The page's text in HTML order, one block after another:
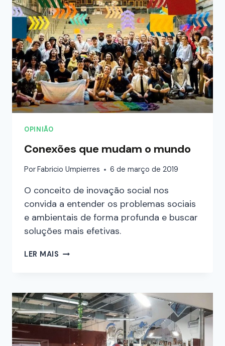
OPINIÃO
Conexões que mudam o mundo
PorFabricio Umpierres 6 de março de 2019
O conceito de inovação social nos
convida a entender os problemas sociais
e ambientais de forma profunda e buscar
soluções mais efetivas.
LER MAIS